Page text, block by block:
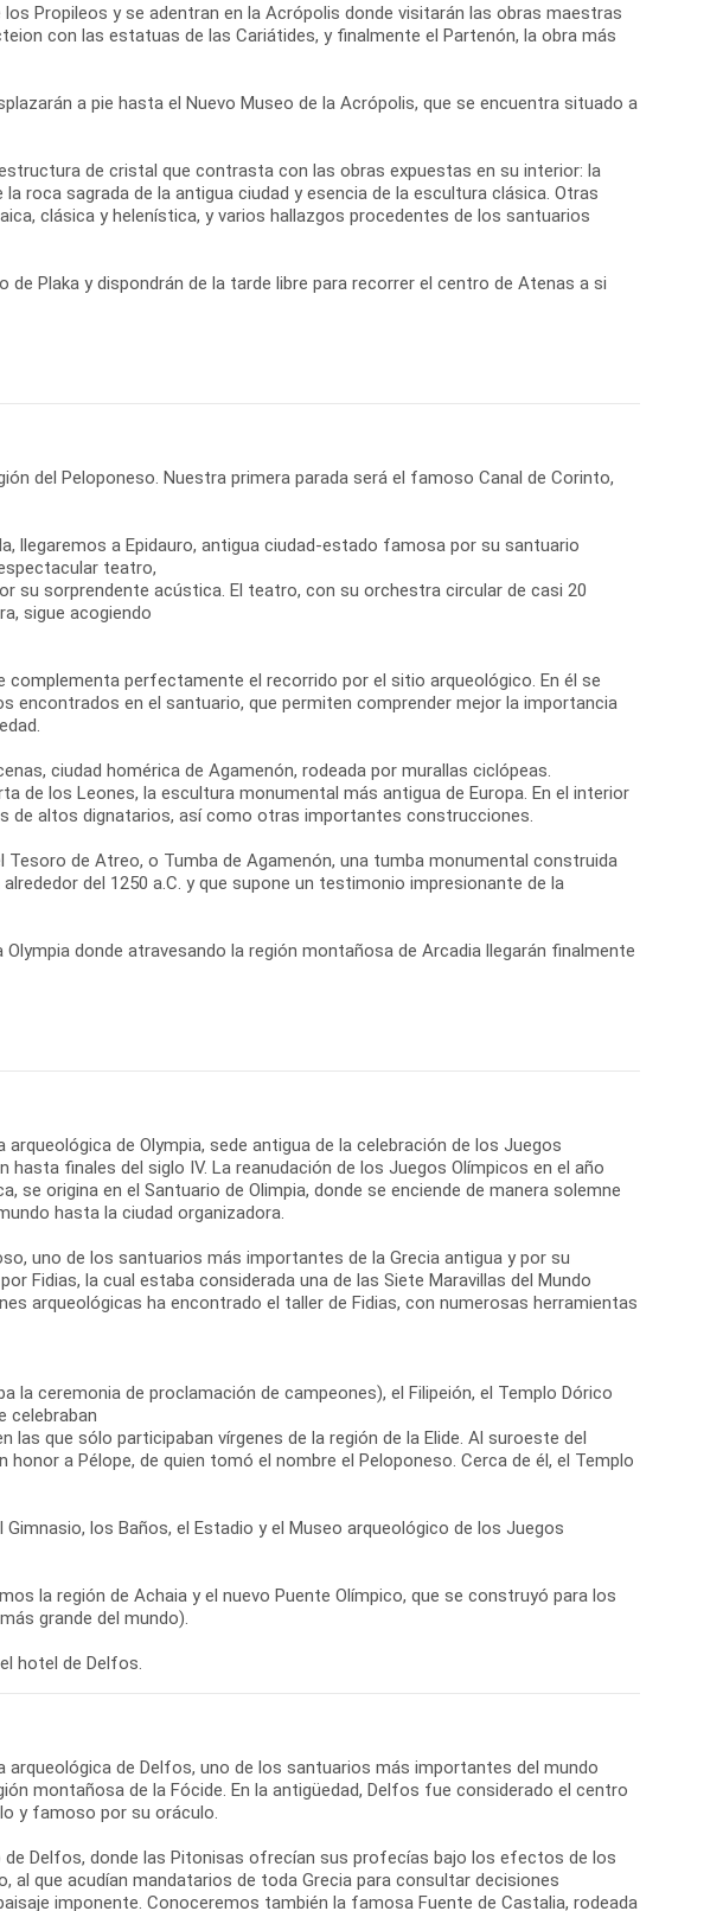
Propileos y se adentran en la Acrópolis donde visitarán las obras maestras
con las estatuas de las Cariátides, y finalmente el Partenón, la obra más
a pie hasta el Nuevo Museo de la Acrópolis, que se encuentra situado a
de cristal que contrasta con las obras expuestas en su interior: la
roca sagrada de la antigua ciudad y esencia de la escultura clásica. Otras
clásica y helenística, y varios hallazgos procedentes de los santuarios
Plaka y dispondrán de la tarde libre para recorrer el centro de Atenas a si
del Peloponeso. Nuestra primera parada será el famoso Canal de Corinto,
llegaremos a Epidauro, antigua ciudad-estado famosa por su santuario
teatro,
su sorprendente acústica. El teatro, con su orchestra circular de casi 20
sigue acogiendo
complementa perfectamente el recorrido por el sitio arqueológico. En él se
encontrados en el santuario, que permiten comprender mejor la importancia
ciudad homérica de Agamenón, rodeada por murallas ciclópeas.
de los Leones, la escultura monumental más antigua de Europa. En el interior
de altos dignatarios, así como otras importantes construcciones.
de Atreo, o Tumba de Agamenón, una tumba monumental construida
del 1250 a.C. y que supone un testimonio impresionante de la
donde atravesando la región montañosa de Arcadia llegarán finalmente
de Olympia, sede antigua de la celebración de los Juegos
hasta finales del siglo IV. La reanudación de los Juegos Olímpicos en el año
se origina en el Santuario de Olimpia, donde se enciende de manera solemne
hasta la ciudad organizadora.
uno de los santuarios más importantes de la Grecia antigua y por su
Fidias, la cual estaba considerada una de las Siete Maravillas del Mundo
arqueológicas ha encontrado el taller de Fidias, con numerosas herramientas
la ceremonia de proclamación de campeones), el Filipeión, el Templo Dórico
celebraban
las que sólo participaban vírgenes de la región de la Elide. Al suroeste del
a Pélope, de quien tomó el nombre el Peloponeso. Cerca de él, el Templo
los Baños, el Estadio y el Museo arqueológico de los Juegos
la región de Achaia y el nuevo Puente Olímpico, que se construyó para los
grande del mundo).
arqueológica de Delfos, uno de los santuarios más importantes del mundo
montañosa de la Fócide. En la antigüedad, Delfos fue considerado el centro
y famoso por su oráculo.
Delfos, donde las Pitonisas ofrecían sus profecías bajo los efectos de los
al que acudían mandatarios de toda Grecia para consultar decisiones
imponente. Conoceremos también la famosa Fuente de Castalia, rodeada